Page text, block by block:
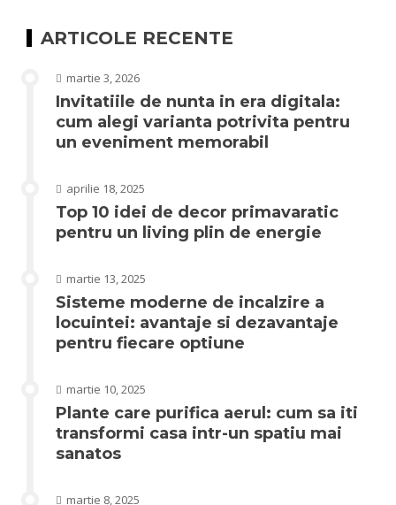
ARTICOLE RECENTE
martie 3, 2026
Invitatiile de nunta in era digitala:
cum alegi varianta potrivita pentru
un eveniment memorabil
aprilie 18, 2025
Top 10 idei de decor primavaratic
pentru un living plin de energie
martie 13, 2025
Sisteme moderne de incalzire a
locuintei: avantaje si dezavantaje
pentru fiecare optiune
martie 10, 2025
Plante care purifica aerul: cum sa iti
transformi casa intr-un spatiu mai
sanatos
martie 8, 2025